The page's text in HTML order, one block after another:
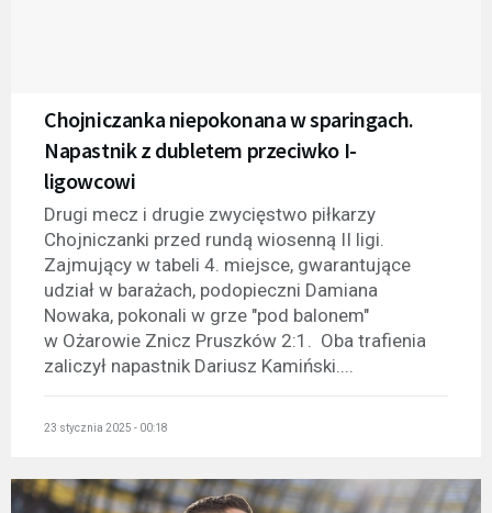
Chojniczanka niepokonana w sparingach.
Napastnik z dubletem przeciwko I-
ligowcowi
Drugi mecz i drugie zwycięstwo piłkarzy
Chojniczanki przed rundą wiosenną II ligi.
Zajmujący w tabeli 4. miejsce, gwarantujące
udział w barażach, podopieczni Damiana
Nowaka, pokonali w grze "pod balonem"
w Ożarowie Znicz Pruszków 2:1. Oba trafienia
zaliczył napastnik Dariusz Kamiński....
23 stycznia 2025 - 00:18